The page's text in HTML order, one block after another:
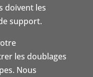
doivent les
support.
les doublages
Nous